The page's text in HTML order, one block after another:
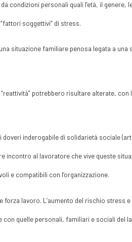
condizioni personali quali l’età, il genere,
soggettivi” di stress.
situazione familiare penosa legata a una
potrebbero risultare alterate, con
inderogabile di solidarietà sociale
incontro al lavoratore che vive queste
e compatibili con l’organizzazione.
lavoro. L’aumento del rischio stress
quelle personali, familiari e sociali del